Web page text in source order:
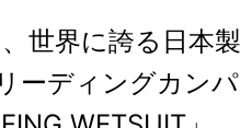
世界に誇る日本製
ーディングカンパ